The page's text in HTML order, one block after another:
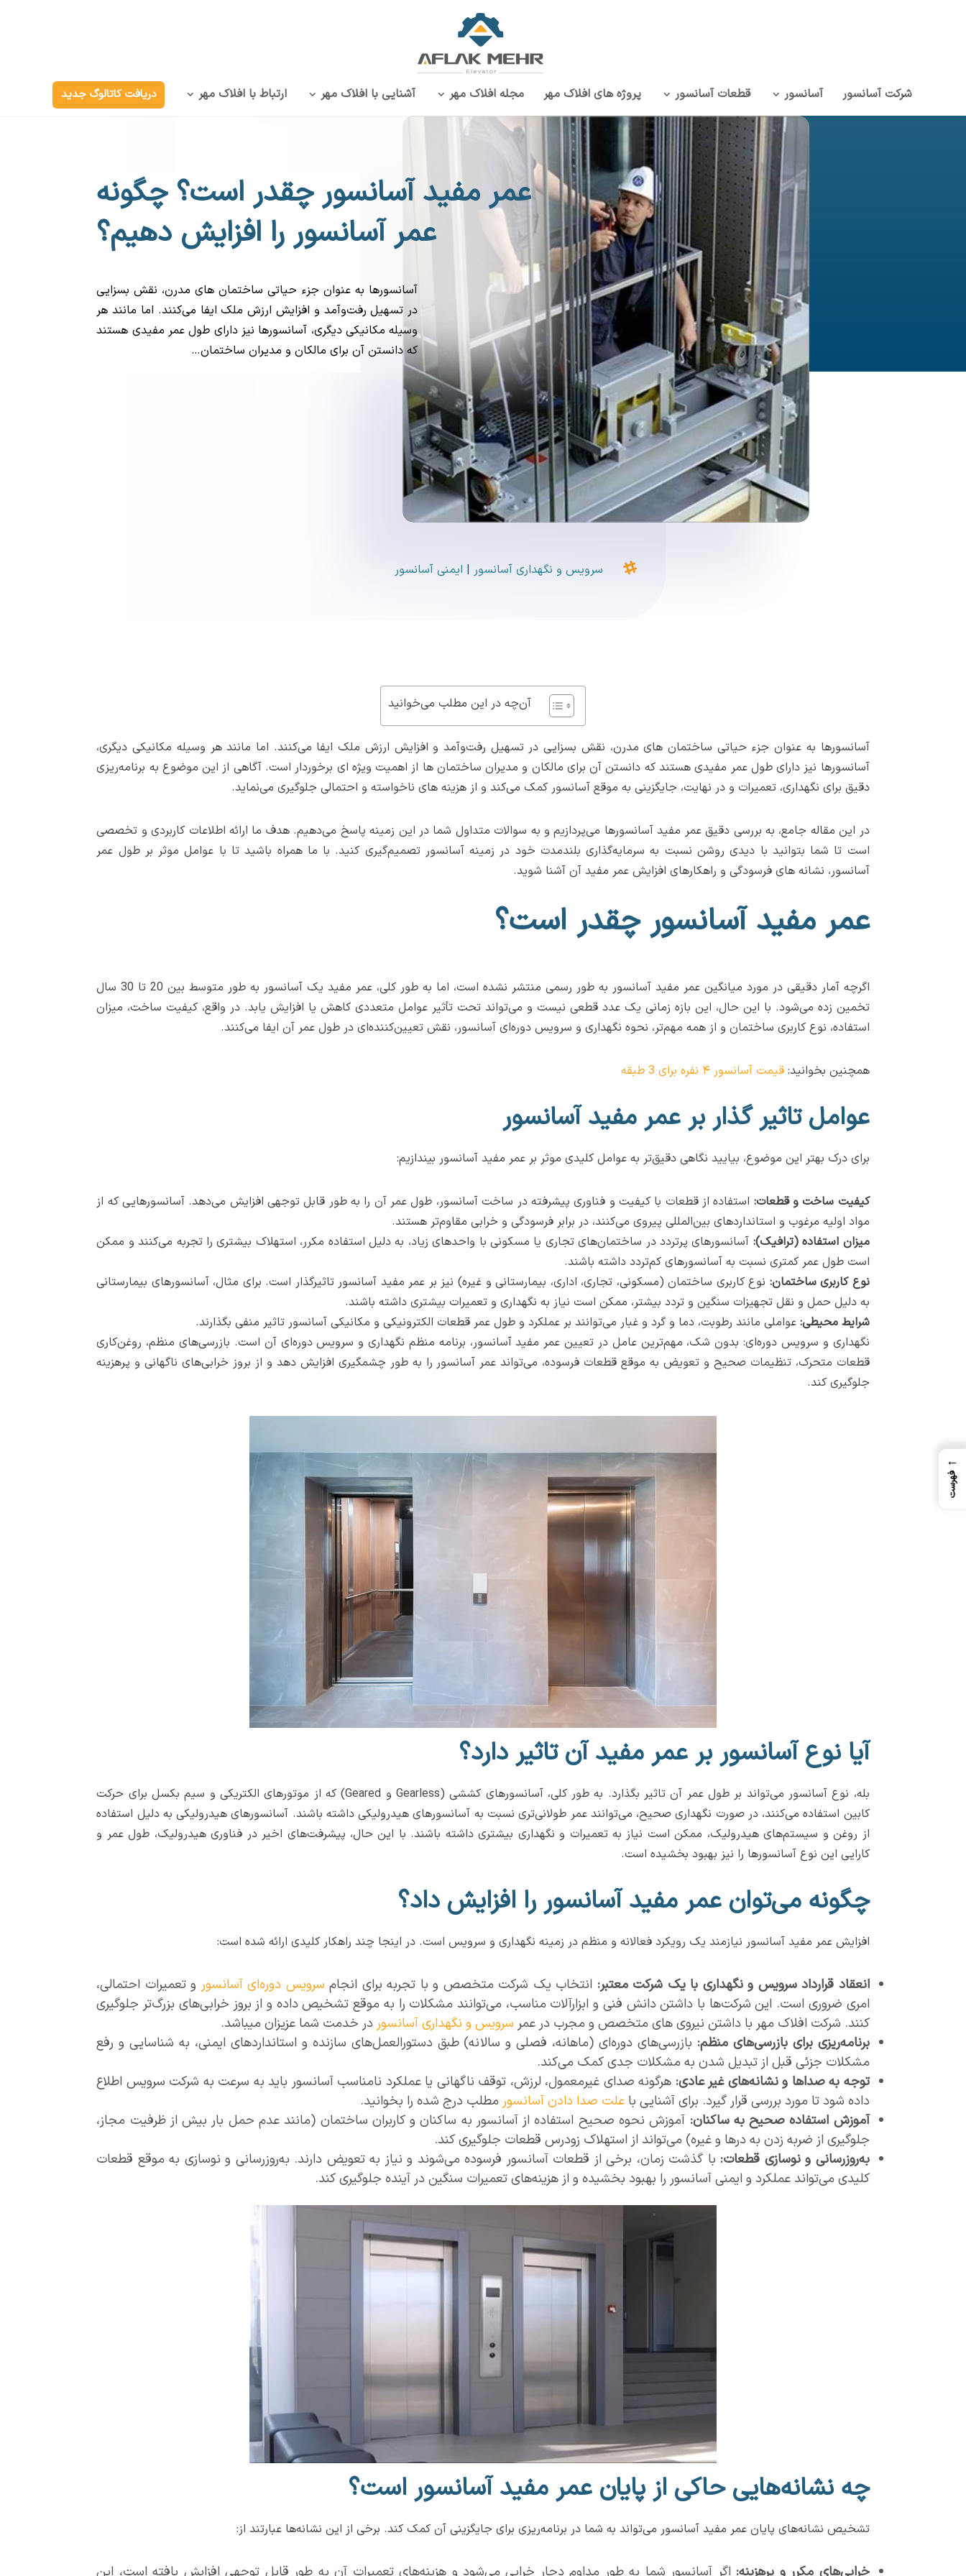
شرکت آسانسور آسانسور قطعات آسانسور پروژه‌ های افلاک مهر مجله افلاک مهر آشنایی با افلاک مهر ارتباط با افلاک مهر دریافت کاتالوگ جدید
عمر مفید آسانسور چقدر است؟ چگونه
عمر آسانسور را افزایش دهیم؟
آسانسورها به عنوان جزء حیاتی ساختمان های مدرن، نقش بسزایی
در تسهیل رفت‌وآمد و افزایش ارزش ملک ایفا می‌کنند. اما مانند هر
وسیله مکانیکی دیگری، آسانسورها نیز دارای طول عمر مفیدی هستند
که دانستن آن برای مالکان و مدیران ساختمان…
 سرویس و نگهداری آسانسور | ایمنی آسانسور
آن‌چه در این مطلب می‌خوانید
آسانسورها به عنوان جزء حیاتی ساختمان های مدرن، نقش بسزایی در تسهیل رفت‌وآمد و افزایش ارزش ملک ایفا می‌کنند. اما مانند هر وسیله مکانیکی دیگری،
آسانسورها نیز دارای طول عمر مفیدی هستند که دانستن آن برای مالکان و مدیران ساختمان ها از اهمیت ویژه ای برخوردار است. آگاهی از این موضوع به برنامه‌ریزی
دقیق برای نگهداری، تعمیرات و در نهایت، جایگزینی به موقع آسانسور کمک می‌کند و از هزینه های ناخواسته و احتمالی جلوگیری می‌نماید.
در این مقاله جامع، به بررسی دقیق عمر مفید آسانسورها می‌پردازیم و به سوالات متداول شما در این زمینه پاسخ می‌دهیم. هدف ما ارائه اطلاعات کاربردی و تخصصی
است تا شما بتوانید با دیدی روشن نسبت به سرمایه‌گذاری بلندمدت خود در زمینه آسانسور تصمیم‌گیری کنید. با ما همراه باشید تا با عوامل موثر بر طول عمر
آسانسور، نشانه های فرسودگی و راهکارهای افزایش عمر مفید آن آشنا شوید.
عمر مفید آسانسور چقدر است؟
اگرچه آمار دقیقی در مورد میانگین عمر مفید آسانسور به طور رسمی منتشر نشده است، اما به طور کلی، عمر مفید یک آسانسور به طور متوسط بین 20 تا 30 سال
تخمین زده می‌شود. با این حال، این بازه زمانی یک عدد قطعی نیست و می‌تواند تحت تأثیر عوامل متعددی کاهش یا افزایش یابد. در واقع، کیفیت ساخت، میزان
استفاده، نوع کاربری ساختمان و از همه مهم‌تر، نحوه نگهداری و سرویس دوره‌ای آسانسور، نقش تعیین‌کننده‌ای در طول عمر آن ایفا می‌کنند.
همچنین بخوانید:قیمت آسانسور ۴ نفره برای 3 طبقه
عوامل تاثیر گذار بر عمر مفید آسانسور
برای درک بهتر این موضوع، بیایید نگاهی دقیق‌تر به عوامل کلیدی موثر بر عمر مفید آسانسور بیندازیم:
کیفیت ساخت و قطعات: استفاده از قطعات با کیفیت و فناوری پیشرفته در ساخت آسانسور، طول عمر آن را به طور قابل توجهی افزایش می‌دهد. آسانسورهایی که از
مواد اولیه مرغوب و استانداردهای بین‌المللی پیروی می‌کنند، در برابر فرسودگی و خرابی مقاوم‌تر هستند.
میزان استفاده (ترافیک): آسانسورهای پرتردد در ساختمان‌های تجاری یا مسکونی با واحدهای زیاد، به دلیل استفاده مکرر، استهلاک بیشتری را تجربه می‌کنند و ممکن
است طول عمر کمتری نسبت به آسانسورهای کم‌تردد داشته باشند.
نوع کاربری ساختمان: نوع کاربری ساختمان (مسکونی، تجاری، اداری، بیمارستانی و غیره) نیز بر عمر مفید آسانسور تاثیرگذار است. برای مثال، آسانسورهای بیمارستانی
به دلیل حمل و نقل تجهیزات سنگین و تردد بیشتر، ممکن است نیاز به نگهداری و تعمیرات بیشتری داشته باشند.
شرایط محیطی: عواملی مانند رطوبت، دما و گرد و غبار می‌توانند بر عملکرد و طول عمر قطعات الکترونیکی و مکانیکی آسانسور تاثیر منفی بگذارند.
نگهداری و سرویس دوره‌ای: بدون شک، مهم‌ترین عامل در تعیین عمر مفید آسانسور، برنامه منظم نگهداری و سرویس دوره‌ای آن است. بازرسی‌های منظم، روغن‌کاری
قطعات متحرک، تنظیمات صحیح و تعویض به موقع قطعات فرسوده، می‌تواند عمر آسانسور را به طور چشمگیری افزایش دهد و از بروز خرابی‌های ناگهانی و پرهزینه
جلوگیری کند.
آیا نوع آسانسور بر عمر مفید آن تاثیر دارد؟
بله، نوع آسانسور می‌تواند بر طول عمر آن تاثیر بگذارد. به طور کلی، آسانسورهای کششی (Gearless و Geared) که از موتورهای الکتریکی و سیم بکسل برای حرکت
کابین استفاده می‌کنند، در صورت نگهداری صحیح، می‌توانند عمر طولانی‌تری نسبت به آسانسورهای هیدرولیکی داشته باشند. آسانسورهای هیدرولیکی به دلیل استفاده
از روغن و سیستم‌های هیدرولیک، ممکن است نیاز به تعمیرات و نگهداری بیشتری داشته باشند. با این حال، پیشرفت‌های اخیر در فناوری هیدرولیک، طول عمر و
کارایی این نوع آسانسورها را نیز بهبود بخشیده است.
چگونه می‌توان عمر مفید آسانسور را افزایش داد؟
افزایش عمر مفید آسانسور نیازمند یک رویکرد فعالانه و منظم در زمینه نگهداری و سرویس است. در اینجا چند راهکار کلیدی ارائه شده است:
انعقاد قرارداد سرویس و نگهداری با یک شرکت معتبر: انتخاب یک شرکت متخصص و با تجربه برای انجام سرویس‌ دوره‌ای آسانسور و تعمیرات احتمالی،
امری ضروری است. این شرکت‌ها با داشتن دانش فنی و ابزارآلات مناسب، می‌توانند مشکلات را به موقع تشخیص داده و از بروز خرابی‌های بزرگ‌تر جلوگیری
کنند. شرکت افلاک مهر با داشتن نیروی های متخصص و مجرب در عمر سرویس و نگهداری آسانسور در خدمت شما عزیزان میباشد.
برنامه‌ریزی برای بازرسی‌های منظم: بازرسی‌های دوره‌ای (ماهانه، فصلی و سالانه) طبق دستورالعمل‌های سازنده و استانداردهای ایمنی، به شناسایی و رفع
مشکلات جزئی قبل از تبدیل شدن به مشکلات جدی کمک می‌کند.
توجه به صداها و نشانه‌های غیر عادی: هرگونه صدای غیرمعمول، لرزش، توقف ناگهانی یا عملکرد نامناسب آسانسور باید به سرعت به شرکت سرویس اطلاع
داده شود تا مورد بررسی قرار گیرد. برای آشنایی باعلت صدا دادن آسانسور مطلب درج شده را بخوانید.
آموزش استفاده صحیح به ساکنان: آموزش نحوه صحیح استفاده از آسانسور به ساکنان و کاربران ساختمان (مانند عدم حمل بار بیش از ظرفیت مجاز،
جلوگیری از ضربه زدن به درها و غیره) می‌تواند از استهلاک زودرس قطعات جلوگیری کند.
به‌روزرسانی و نوسازی قطعات: با گذشت زمان، برخی از قطعات آسانسور فرسوده می‌شوند و نیاز به تعویض دارند. به‌روزرسانی و نوسازی به موقع قطعات
کلیدی می‌تواند عملکرد و ایمنی آسانسور را بهبود بخشیده و از هزینه‌های تعمیرات سنگین در آینده جلوگیری کند.
چه نشانه‌هایی حاکی از پایان عمر مفید آسانسور است؟
تشخیص نشانه‌های پایان عمر مفید آسانسور می‌تواند به شما در برنامه‌ریزی برای جایگزینی آن کمک کند. برخی از این نشانه‌ها عبارتند از:
خرابی‌های مکرر و پرهزینه: اگر آسانسور شما به طور مداوم دچار خرابی می‌شود و هزینه‌های تعمیرات آن به طور قابل توجهی افزایش یافته است، این
←
فهرست